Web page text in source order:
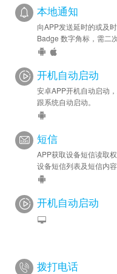
本地通知
向APP发送延时的或及
Badge 数字角标，需二次
开机自动启动
安卓APP开机自动启动
跟系统自动启动。
短信
APP获取设备短信读取
设备短信列表及短信内容
开机自动启动
拨打电话